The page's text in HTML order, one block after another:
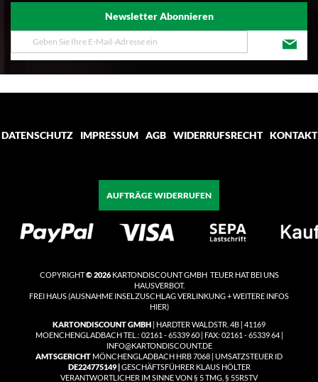
Newsletter Abonnieren
Melden
Sie
unseren
DATENSCHUTZ
IMPRESSUM AGB WIDERRUFSRECHT KONTAKT
AUFTRÄGE WIDERRUFEN
COPYRIGHT© 2026KARTONDISCOUNT GMBH TEUER HAT BEI UNS
HAUSVERBOT.
FREI HAUS(AUSNAHME INSELZUSCHLAG VERLINKUNG + WEITERE INFOS
HIER)
KARTONDISCOUNT GMBH | HARDTER WALDSTR. 4B | 41169
MOENCHENGLADBACH TEL.: 02161 - 65339 60 | FAX: 02161 - 65339 64 |
INFO@KARTONDISCOUNT.DE
AMTSGERICHT MÖNCHENGLADBACH HRB 7068 | UMSATZSTEUER ID
DE224775149 | GESCHÄFTSFÜHRER KLAUS HÖLTER
VERANTWORTLICHER IM SINNE VON § 5 TMG, § 55RSTV